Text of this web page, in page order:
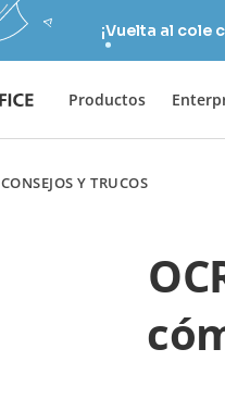
¡Vuelta al cole
Productos
CONSEJOS Y TRUCOS